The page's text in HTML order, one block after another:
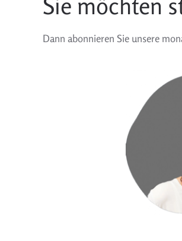
Sie möchten
Dann abonnieren Sie unsere